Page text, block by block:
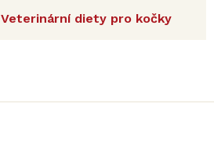
Veterinární diety pro kočky